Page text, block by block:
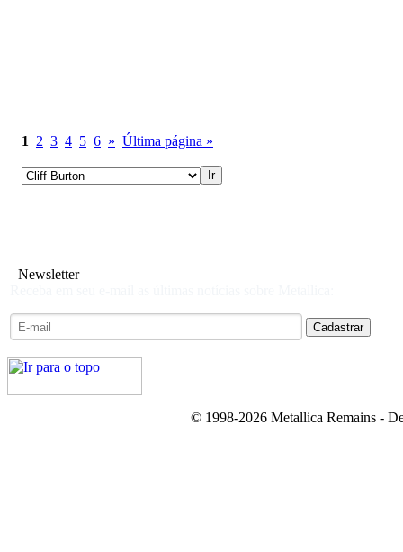
1 2 3 4 5 6 » Última página »
Newsletter
© 1998-2026 Metallica Remains -